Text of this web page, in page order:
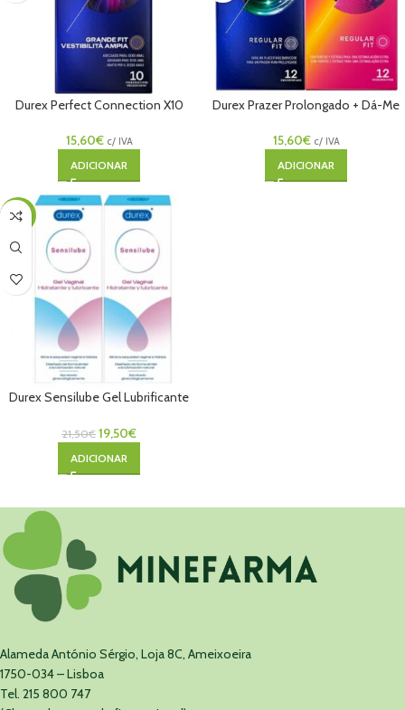
Durex Perfect Connection X10
15,60€ c/ IVA
ADICIONAR
Durex Prazer Prolongado + Dá-Me
15,60€ c/ IVA
ADICIONAR
-9%
Durex Sensilube Gel Lubrificante
21,50€ 19,50€
ADICIONAR
Alameda António Sérgio, Loja 8C, Ameixoeira
1750-034 – Lisboa
Tel. 215 800 747